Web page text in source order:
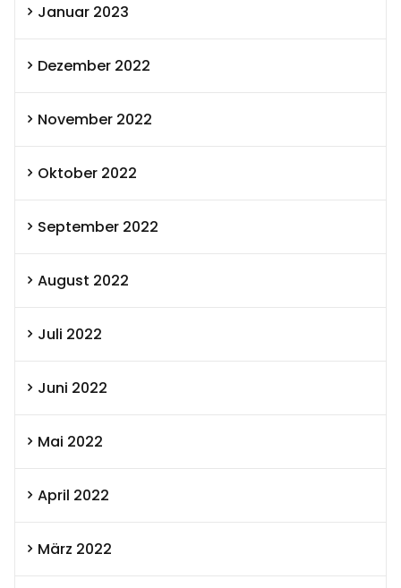
Januar 2023
Dezember 2022
November 2022
Oktober 2022
September 2022
August 2022
Juli 2022
Juni 2022
Mai 2022
April 2022
März 2022